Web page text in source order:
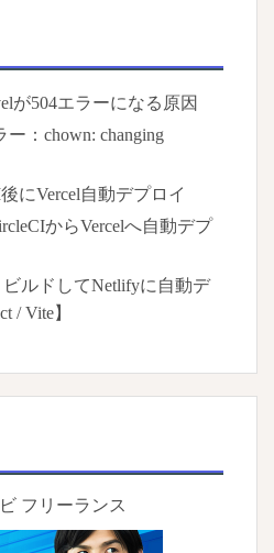
が504エラーになる原因
：chown: changing
にVercel自動デプロイ
からVercelへ自動デプ
ルドしてNetlifyに自動デ
/ Vite】
フリーランス